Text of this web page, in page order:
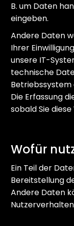
B. um Daten
eingeben.
Andere Daten
Ihrer
unsere IT-
technische
Betriebssystem
Die Erfassung
sobald Sie
Wofür
Ein Teil der
Bereitstellung
Andere Daten